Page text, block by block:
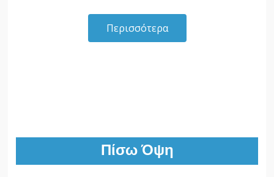
Περισσότερα
Πίσω Όψη